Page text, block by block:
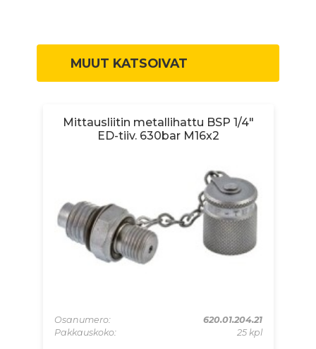
MUUT KATSOIVAT
Mittausliitin metallihattu BSP 1/4"
ED-tiiv. 630bar M16x2
Osanumero:
620.01.204.21
Pakkauskoko:
25 kpl